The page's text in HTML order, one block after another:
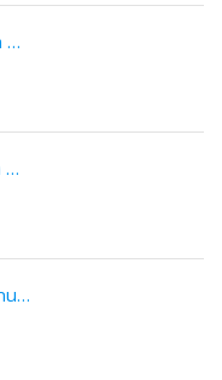
LCL Caluire-Et-Cuire 35 Rue Jean Moulin
LCL Caluire-Et-Cuire 4 Rue de La Gare de Cuire
LCL La Tour-De-Salvagny 8 Avenue de La Poterie